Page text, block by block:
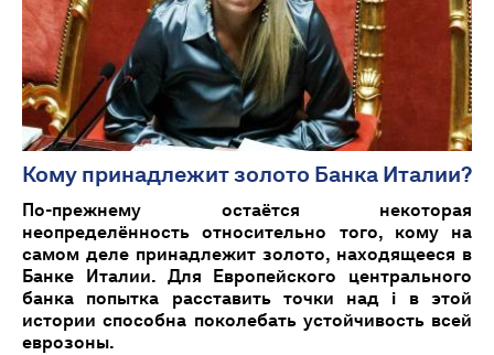
Кому принадлежит золото Банка Италии?
По-прежнему остаётся некоторая
неопределённость относительно того, кому на
самом деле принадлежит золото, находящееся в
Банке Италии. Для Европейского центрального
банка попытка расставить точки над i в этой
истории способна поколебать устойчивость всей
еврозоны.